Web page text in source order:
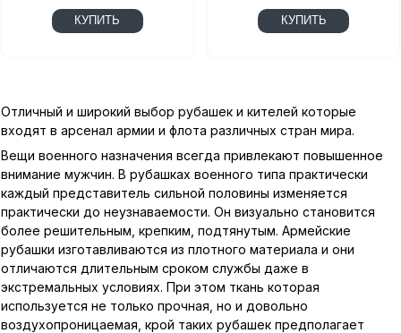
КУПИТЬ КУПИТЬ
Отличный и широкий выбор рубашек и кителей которые
входят в арсенал армии и флота различных стран мира.
Вещи военного назначения всегда привлекают повышенное
внимание мужчин. В рубашках военного типа практически
каждый представитель сильной половины изменяется
практически до неузнаваемости. Он визуально становится
более решительным, крепким, подтянутым. Армейские
рубашки изготавливаются из плотного материала и они
отличаются длительным сроком службы даже в
экстремальных условиях. При этом ткань которая
используется не только прочная, но и довольно
воздухопроницаемая, крой таких рубашек предполагает